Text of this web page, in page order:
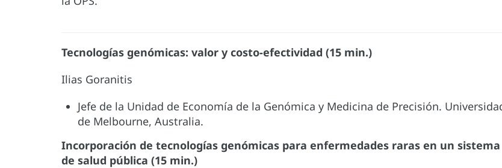
Tecnologías genómicas: valor y costo-efectividad (15 min.)
Ilias Goranitis
Jefe de la Unidad de Economía de la Genómica y Medicina de Precisión.
de Melbourne, Australia.
Incorporación de tecnologías genómicas para enfermedades raras en un sistema
de salud pública (15 min.)